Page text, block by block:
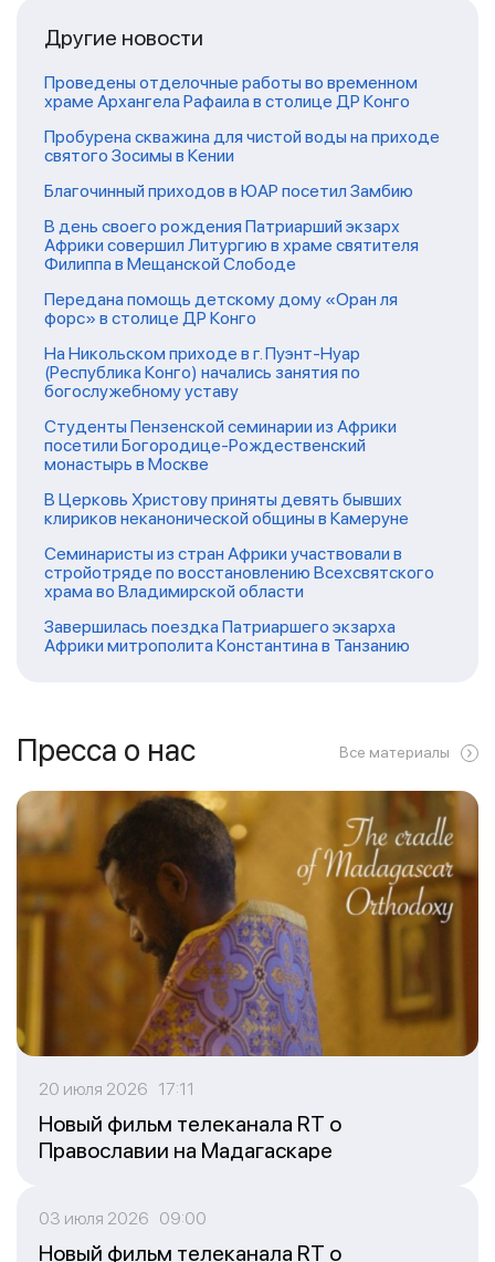
Другие новости
Проведены отделочные работы во временном
храме Архангела Рафаила в столице ДР Конго
Пробурена скважина для чистой воды на приходе
святого Зосимы в Кении
Благочинный приходов в ЮАР посетил Замбию
В день своего рождения Патриарший экзарх
Африки совершил Литургию в храме святителя
Филиппа в Мещанской Слободе
Передана помощь детскому дому «Оран ля
форс» в столице ДР Конго
На Никольском приходе в г. Пуэнт-Нуар
(Республика Конго) начались занятия по
богослужебному уставу
Студенты Пензенской семинарии из Африки
посетили Богородице-Рождественский
монастырь в Москве
В Церковь Христову приняты девять бывших
клириков неканонической общины в Камеруне
Семинаристы из стран Африки участвовали в
стройотряде по восстановлению Всехсвятского
храма во Владимирской области
Завершилась поездка Патриаршего экзарха
Африки митрополита Константина в Танзанию
Пресса о нас Все материалы
20 июля 2026 17:11
Новый фильм телеканала RT о
Православии на Мадагаскаре
03 июля 2026 09:00
Новый фильм телеканала RT о